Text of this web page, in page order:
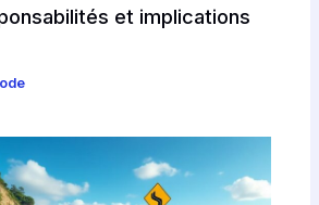
et implications